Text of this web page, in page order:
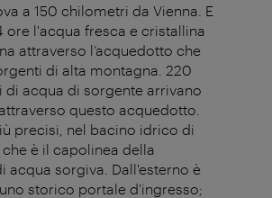
a 150 chilometri da Vienna. E
ore l'acqua fresca e cristallina
attraverso l’acquedotto che
di alta montagna. 220
di acqua di sorgente arrivano
questo acquedotto.
precisi, nel bacino idrico di
che è il capolinea della
acqua sorgiva. Dall'esterno è
storico portale d'ingresso;